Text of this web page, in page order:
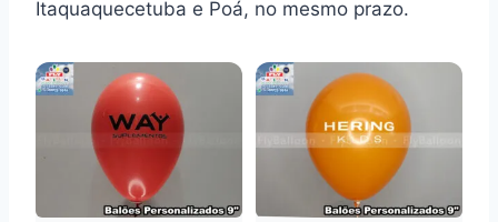
Itaquaquecetuba e Poá, no mesmo prazo.